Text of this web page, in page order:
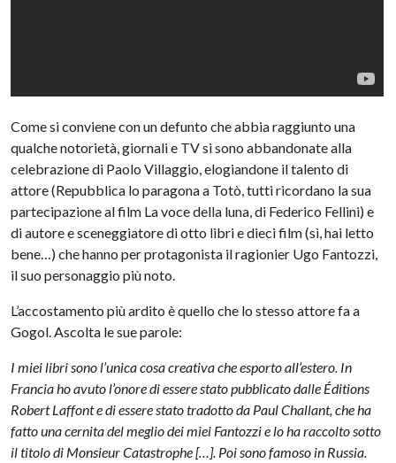
Come si conviene con un defunto che abbia raggiunto una
qualche notorietà, giornali e TV si sono abbandonate alla
celebrazione di Paolo Villaggio, elogiandone il talento di
attore (Repubblica lo paragona a Totò, tutti ricordano la sua
partecipazione al film La voce della luna, di Federico Fellini) e
di autore e sceneggiatore di otto libri e dieci film (sì, hai letto
bene…) che hanno per protagonista il ragionier Ugo Fantozzi,
il suo personaggio più noto.
L’accostamento più ardito è quello che lo stesso attore fa a
Gogol. Ascolta le sue parole:
I miei libri sono l’unica cosa creativa che esporto all’estero. In
Francia ho avuto l’onore di essere stato pubblicato dalle Éditions
Robert Laffont e di essere stato tradotto da Paul Challant, che ha
fatto una cernita del meglio dei miei Fantozzi e lo ha raccolto sotto
il titolo di Monsieur Catastrophe […]. Poi sono famoso in Russia.